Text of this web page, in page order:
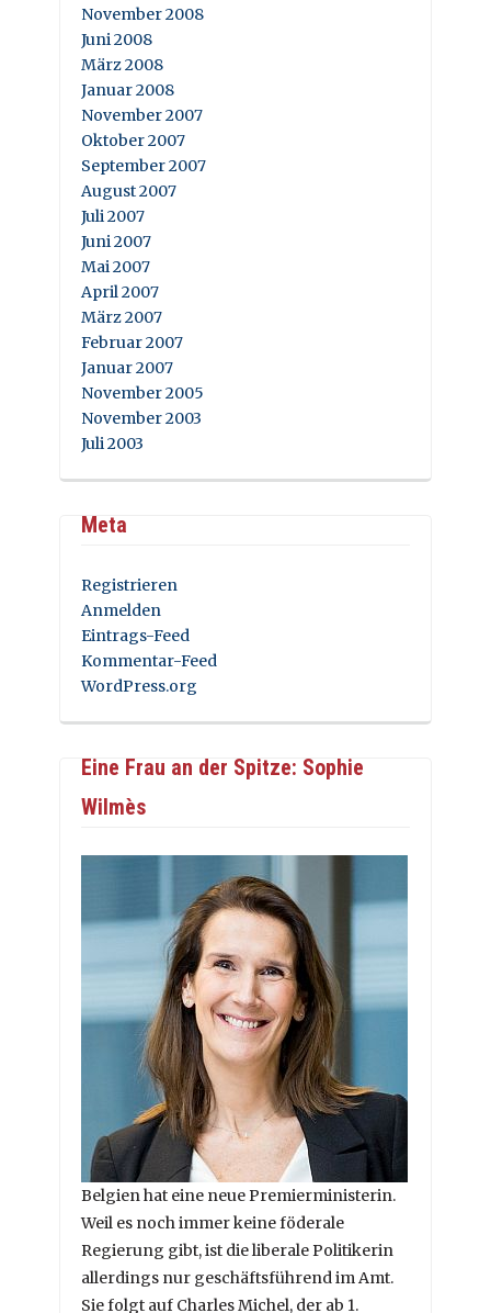
November 2008
Juni 2008
März 2008
Januar 2008
November 2007
Oktober 2007
September 2007
August 2007
Juli 2007
Juni 2007
Mai 2007
April 2007
März 2007
Februar 2007
Januar 2007
November 2005
November 2003
Juli 2003
Meta
Registrieren
Anmelden
Eintrags-Feed
Kommentar-Feed
WordPress.org
Eine Frau an der Spitze: Sophie
Wilmès
Belgien hat eine neue Premierministerin.
Weil es noch immer keine föderale
Regierung gibt, ist die liberale Politikerin
allerdings nur geschäftsführend im Amt.
Sie folgt auf Charles Michel, der ab 1.